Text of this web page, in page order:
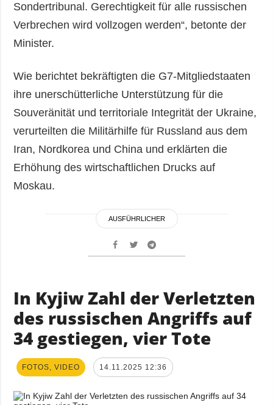
Sondertribunal. Gerechtigkeit für alle russischen
Verbrechen wird vollzogen werden“, betonte der
Minister.
Wie berichtet bekräftigten die G7-Mitgliedstaaten
ihre unerschütterliche Unterstützung für die
Souveränität und territoriale Integrität der Ukraine,
verurteilten die Militärhilfe für Russland aus dem
Iran, Nordkorea und China und erklärten die
Erhöhung des wirtschaftlichen Drucks auf
Moskau.
AUSFÜHRLICHER
In Kyjiw Zahl der Verletzten
des russischen Angriffs auf
34 gestiegen, vier Tote
FOTOS, VIDEO 14.11.2025 12:36